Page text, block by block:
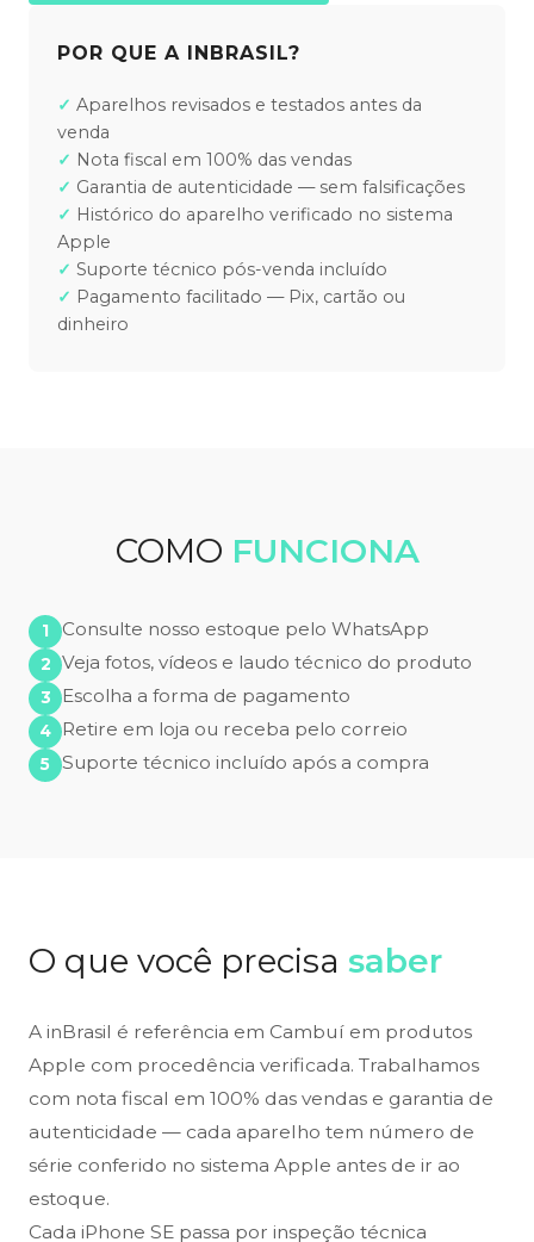
POR QUE A INBRASIL?
Aparelhos revisados e testados antes da
venda
Nota fiscal em 100% das vendas
Garantia de autenticidade — sem falsificações
Histórico do aparelho verificado no sistema
Apple
Suporte técnico pós-venda incluído
Pagamento facilitado — Pix, cartão ou
dinheiro
COMO FUNCIONA
Consulte nosso estoque pelo WhatsApp
Veja fotos, vídeos e laudo técnico do produto
Escolha a forma de pagamento
Retire em loja ou receba pelo correio
Suporte técnico incluído após a compra
O que você precisa saber
A inBrasil é referência em Cambuí em produtos
Apple com procedência verificada. Trabalhamos
com nota fiscal em 100% das vendas e garantia de
autenticidade — cada aparelho tem número de
série conferido no sistema Apple antes de ir ao
estoque.
Cada iPhone SE passa por inspeção técnica